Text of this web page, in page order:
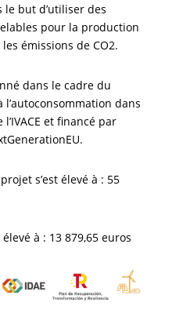
le but d’utiliser des
pour la production
émissions de CO2.
dans le cadre du
l’autoconsommation dans
et financé par
s’est élevé à : 55
à : 13 879,65 euros